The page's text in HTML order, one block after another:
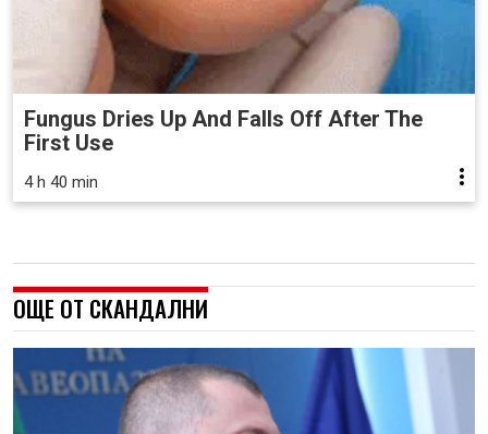
Fungus Dries Up And Falls Off After The
First Use
4 h 40 min
ОЩЕ ОТ СКАНДАЛНИ